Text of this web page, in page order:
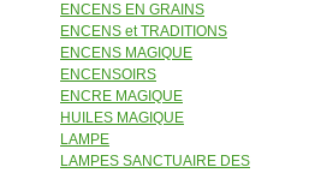
ENCENS EN GRAINS
ENCENS et TRADITIONS
ENCENS MAGIQUE
ENCENSOIRS
ENCRE MAGIQUE
HUILES MAGIQUE
LAMPE
LAMPES SANCTUAIRE DES